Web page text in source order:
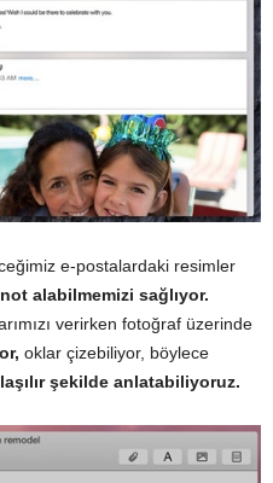
e-postalardaki resimler
alabilmemizi sağlıyor.
verirken fotoğraf üzerinde
oklar çizebiliyor, böylece
şekilde anlatabiliyoruz.